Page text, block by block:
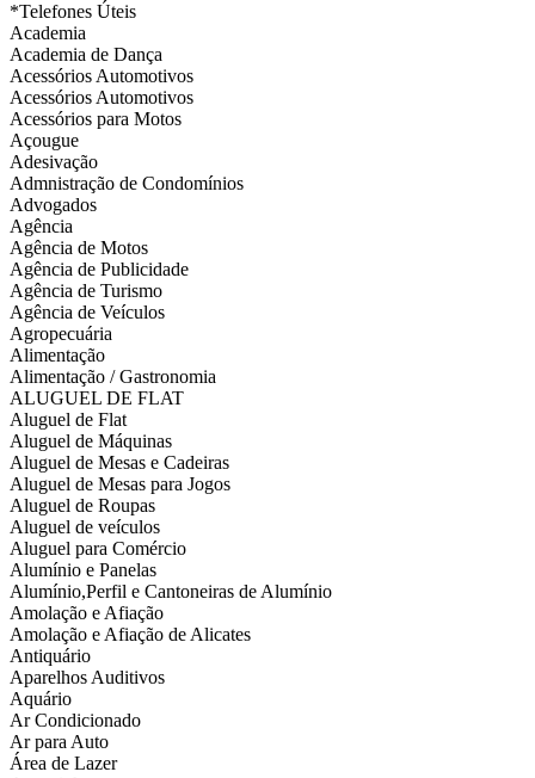
*Telefones Úteis
Academia
Academia de Dança
Acessórios Automotivos
Acessórios Automotivos
Acessórios para Motos
Açougue
Adesivação
Admnistração de Condomínios
Advogados
Agência
Agência de Motos
Agência de Publicidade
Agência de Turismo
Agência de Veículos
Agropecuária
Alimentação
Alimentação / Gastronomia
ALUGUEL DE FLAT
Aluguel de Flat
Aluguel de Máquinas
Aluguel de Mesas e Cadeiras
Aluguel de Mesas para Jogos
Aluguel de Roupas
Aluguel de veículos
Aluguel para Comércio
Alumínio e Panelas
Alumínio,Perfil e Cantoneiras de Alumínio
Amolação e Afiação
Amolação e Afiação de Alicates
Antiquário
Aparelhos Auditivos
Aquário
Ar Condicionado
Ar para Auto
Área de Lazer